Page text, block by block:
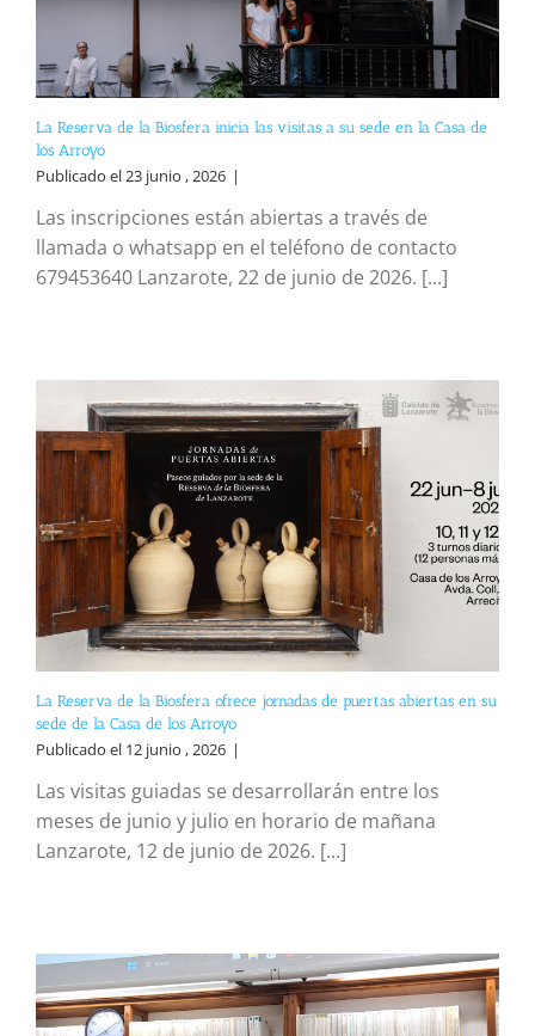
La Reserva de la Biosfera inicia las visitas a su sede en la Casa de
los Arroyo
Publicado el 23 junio , 2026 |
Las inscripciones están abiertas a través de
llamada o whatsapp en el teléfono de contacto
679453640 Lanzarote, 22 de junio de 2026. [...]
La Reserva de la Biosfera ofrece jornadas de puertas abiertas en su
sede de la Casa de los Arroyo
Publicado el 12 junio , 2026 |
Las visitas guiadas se desarrollarán entre los
meses de junio y julio en horario de mañana
Lanzarote, 12 de junio de 2026. [...]